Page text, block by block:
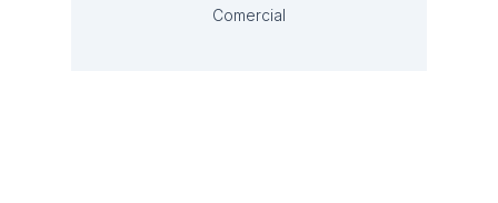
Comercial